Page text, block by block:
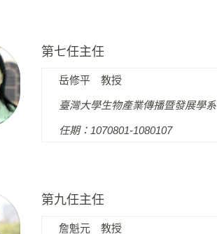
第七任主任
岳修平 教授
臺灣大學生物產業傳播暨發展學系
任期：1070801-1080107
第九任主任
詹魁元 教授